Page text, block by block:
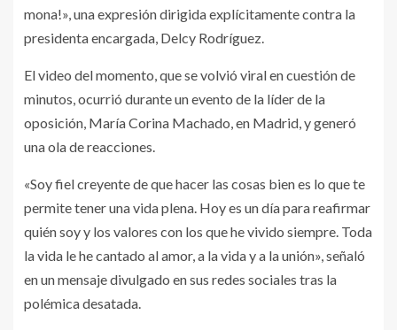
mona!», una expresión dirigida explícitamente contra la
presidenta encargada, Delcy Rodríguez.
El video del momento, que se volvió viral en cuestión de
minutos, ocurrió durante un evento de la líder de la
oposición, María Corina Machado, en Madrid, y generó
una ola de reacciones.
«Soy fiel creyente de que hacer las cosas bien es lo que te
permite tener una vida plena. Hoy es un día para reafirmar
quién soy y los valores con los que he vivido siempre. Toda
la vida le he cantado al amor, a la vida y a la unión», señaló
en un mensaje divulgado en sus redes sociales tras la
polémica desatada.